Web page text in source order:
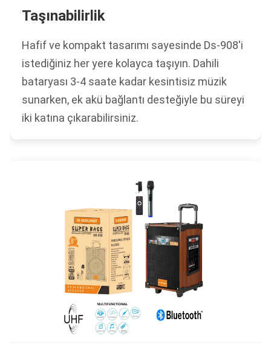
Taşınabilirlik
Hafif ve kompakt tasarımı sayesinde Ds-908'i
istediğiniz her yere kolayca taşıyın. Dahili
bataryası 3-4 saate kadar kesintisiz müzik
sunarken, ek akü bağlantı desteğiyle bu süreyi
iki katına çıkarabilirsiniz.